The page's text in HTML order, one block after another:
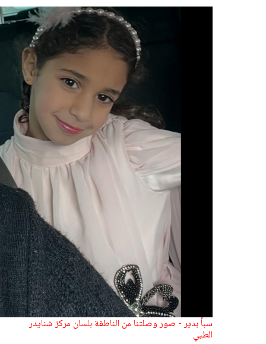
سبأ بدير - صور وصلتنا من الناطقة بلسان مركز شنايدر
الطبي